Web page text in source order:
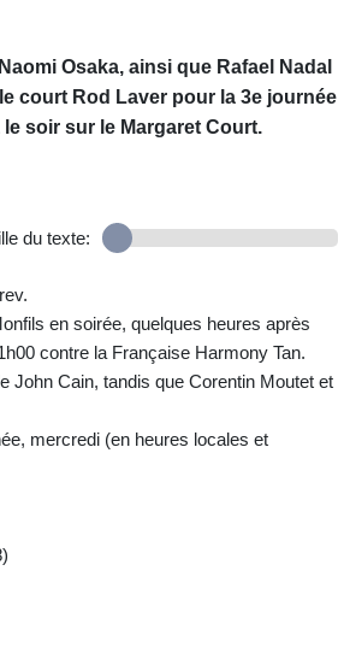
Osaka, ainsi que Rafael Nadal
court Rod Laver pour la 3e journée
soir sur le Margaret Court.
du texte:
en soirée, quelques heures après
contre la Française Harmony Tan.
John Cain, tandis que Corentin Moutet et
mercredi (en heures locales et